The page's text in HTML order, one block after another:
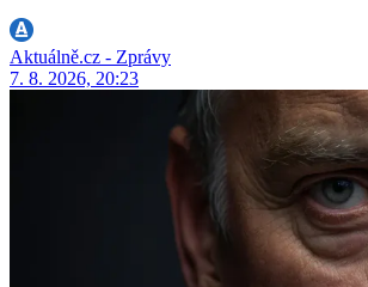
Aktuálně.cz - Zprávy
7. 8. 2026, 20:23